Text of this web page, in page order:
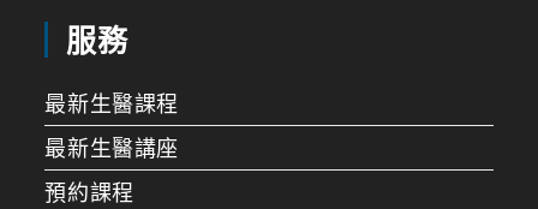
服務
最新生醫課程
最新生醫講座
預約課程